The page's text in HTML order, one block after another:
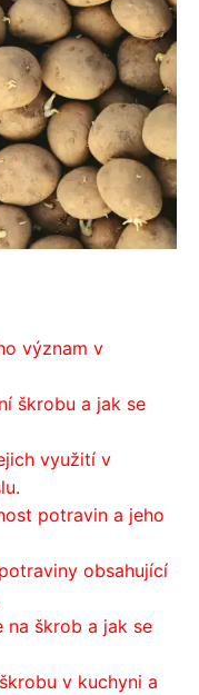
význam v
škrobu a jak se
využití v
potravin a jeho
obsahující
na škrob a jak se
v kuchyni a